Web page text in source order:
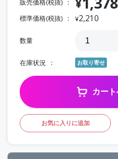
標準価格(税抜) ¥2,210
数量
在庫状況 お取り寄せ
カー
お気に入りに追加